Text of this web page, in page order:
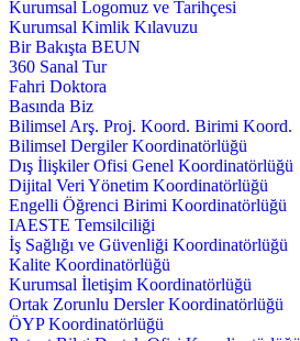
Kurumsal Logomuz ve Tarihçesi
Kurumsal Kimlik Kılavuzu
Bir Bakışta BEUN
360 Sanal Tur
Fahri Doktora
Basında Biz
Bilimsel Arş. Proj. Koord. Birimi Koord.
Bilimsel Dergiler Koordinatörlüğü
Dış İlişkiler Ofisi Genel Koordinatörlüğü
Dijital Veri Yönetim Koordinatörlüğü
Engelli Öğrenci Birimi Koordinatörlüğü
IAESTE Temsilciliği
İş Sağlığı ve Güvenliği Koordinatörlüğü
Kalite Koordinatörlüğü
Kurumsal İletişim Koordinatörlüğü
Ortak Zorunlu Dersler Koordinatörlüğü
ÖYP Koordinatörlüğü